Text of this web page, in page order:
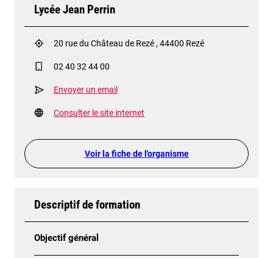
Lycée Jean Perrin
20 rue du Château de Rezé , 44400 Rezé
02 40 32 44 00
Envoyer un email
Consulter le site internet
Voir la fiche de l'organisme
Descriptif de formation
Objectif général